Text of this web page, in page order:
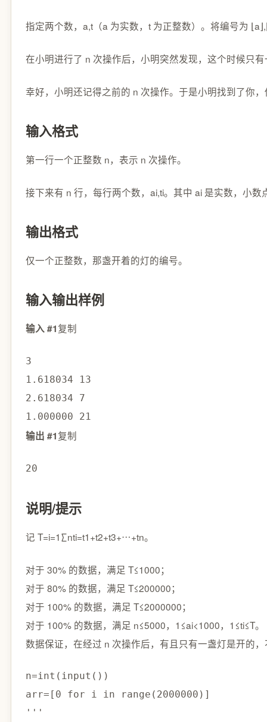
指定两个数，a,t（a 为实数，t 为正整数）。将编号为
在小明进行了 n 次操作后，小明突然发现，这个时候只
幸好，小明还记得之前的 n 次操作。于是小明找到了你
输入格式
第一行一个正整数 n，表示 n 次操作。
接下来有 n 行，每行两个数，ai​,ti​。其中 ai​ 是实数，小数
输出格式
仅一个正整数，那盏开着的灯的编号。
输入输出样例
输入 #1复制
3
1.618034 13
2.618034 7
1.000000 21
输出 #1复制
20
说明/提示
记 T=i=1∑n​ti​=t1​+t2​+t3​+⋯+tn​。
对于 30% 的数据，满足 T≤1000；
对于 80% 的数据，满足 T≤200000；
对于 100% 的数据，满足 T≤2000000；
对于 100% 的数据，满足 n≤5000，1≤ai​<1000，1≤ti​≤T。
数据保证，在经过 n 次操作后，有且只有一盏灯是开的
n=int(input())
arr=[0 for i in range(2000000)]
'''